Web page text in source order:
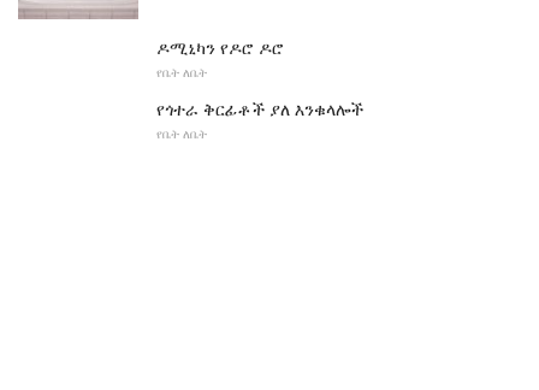
ዶሚኒካን የዶሮ ዶሮ
የቤት ለቤት
የጎተራ ቅርፊቶች ያለ እንቁላሎች
የቤት ለቤት